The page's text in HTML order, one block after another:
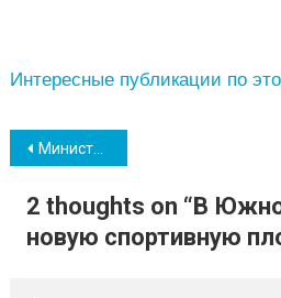
Интересные публикации по
Навігація
записів
Министр инфраструктуры уволил руководителя порта “Южный”
2 thoughts on “ В
новую спортивную